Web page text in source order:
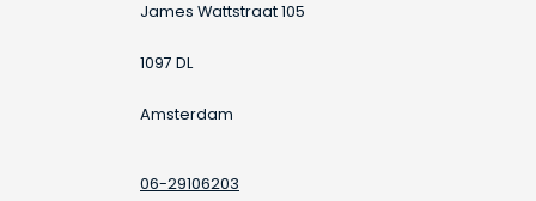
James Wattstraat 105
1097 DL
Amsterdam
06-29106203